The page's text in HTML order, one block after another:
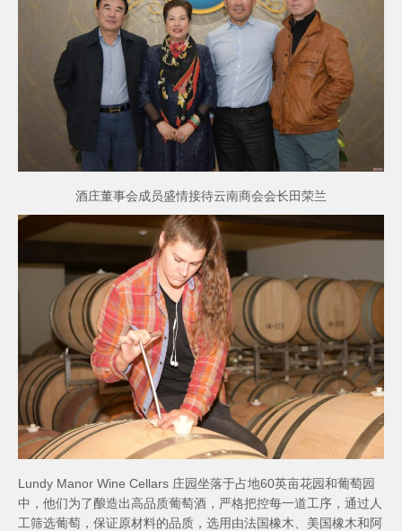
酒庄董事会成员盛情接待云南商会会长田荣兰
Lundy Manor Wine Cellars 庄园坐落于占地60英亩花园和葡萄园
中，他们为了酿造出高品质葡萄酒，严格把控每一道工序，通过人
工筛选葡萄，保证原材料的品质，选用由法国橡木、美国橡木和阿